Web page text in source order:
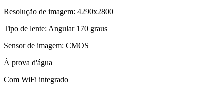
Resolução de imagem: 4290x2800
Tipo de lente: Angular 170 graus
Sensor de imagem: CMOS
À prova d'água
Com WiFi integrado